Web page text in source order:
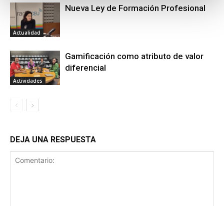
Actualidad
Nueva Ley de Formación Profesional
Actividades
Gamificación como atributo de valor
diferencial
DEJA UNA RESPUESTA